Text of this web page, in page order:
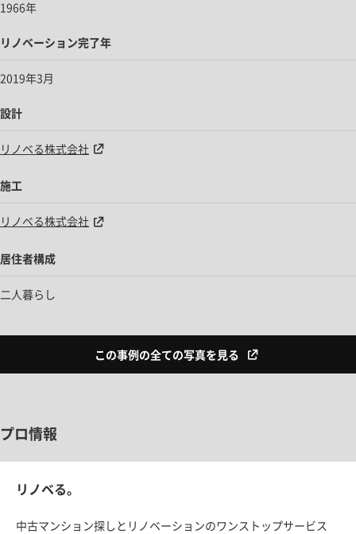
1966年
リノベーション完了年
2019年3月
設計
リノベる株式会社
施工
リノベる株式会社
居住者構成
二人暮らし
この事例の全ての写真を見る
プロ情報
リノベる。
中古マンション探しとリノベーションのワンストップサービス